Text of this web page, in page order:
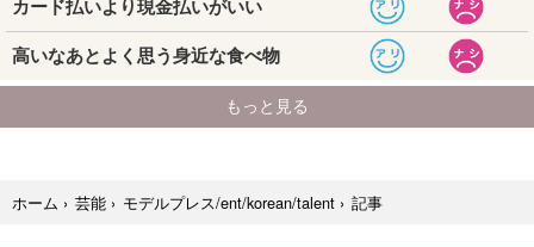
ホーム › 芸能 › モデルプレス/ent/korean/talent › 記事